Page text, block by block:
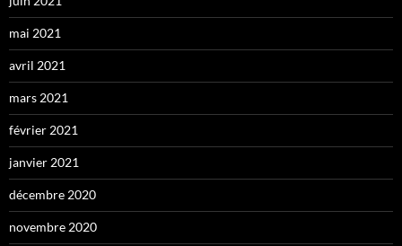
mai 2021
avril 2021
mars 2021
février 2021
janvier 2021
décembre 2020
novembre 2020